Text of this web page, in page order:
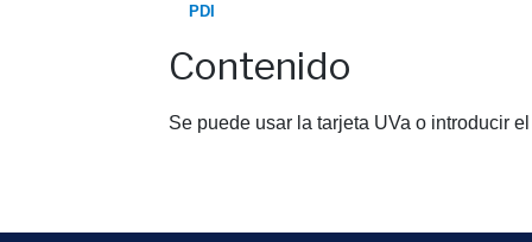
PDI
Contenido
Se puede usar la tarjeta UVa o introducir